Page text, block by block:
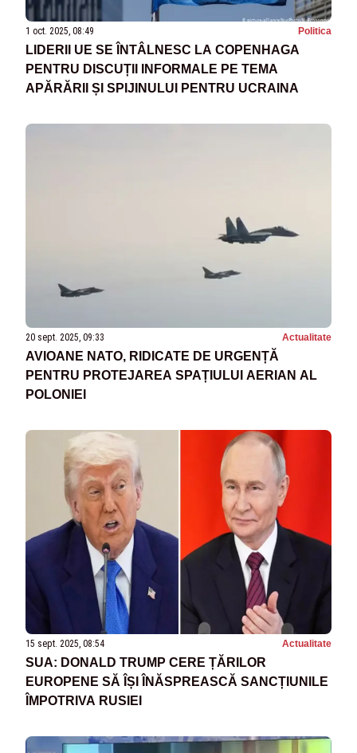
1 oct. 2025, 08:49 Politica
LIDERII UE SE ÎNTÂLNESC LA COPENHAGA
PENTRU DISCUȚII INFORMALE PE TEMA
APĂRĂRII ȘI SPIJINULUI PENTRU UCRAINA
20 sept. 2025, 09:33 Actualitate
AVIOANE NATO, RIDICATE DE URGENȚĂ
PENTRU PROTEJAREA SPAȚIULUI AERIAN AL
POLONIEI
15 sept. 2025, 08:54 Actualitate
SUA: DONALD TRUMP CERE ȚĂRILOR
EUROPENE SĂ ÎȘI ÎNĂSPREASCĂ SANCȚIUNILE
ÎMPOTRIVA RUSIEI